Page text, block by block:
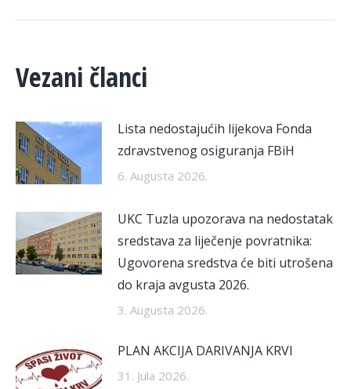
Vezani članci
Lista nedostajućih lijekova Fonda
zdravstvenog osiguranja FBiH
6. Augusta 2026.
UKC Tuzla upozorava na nedostatak
sredstava za liječenje povratnika:
Ugovorena sredstva će biti utrošena
do kraja avgusta 2026.
3. Augusta 2026.
PLAN AKCIJA DARIVANJA KRVI
31. Jula 2026.